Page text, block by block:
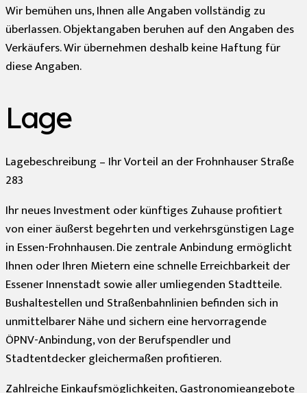
Wir bemühen uns, Ihnen alle Angaben vollständig zu
überlassen. Objektangaben beruhen auf den Angaben des
Verkäufers. Wir übernehmen deshalb keine Haftung für
diese Angaben.
Lage
Lagebeschreibung – Ihr Vorteil an der Frohnhauser Straße
283
Ihr neues Investment oder künftiges Zuhause profitiert
von einer äußerst begehrten und verkehrsgünstigen Lage
in Essen-Frohnhausen. Die zentrale Anbindung ermöglicht
Ihnen oder Ihren Mietern eine schnelle Erreichbarkeit der
Essener Innenstadt sowie aller umliegenden Stadtteile.
Bushaltestellen und Straßenbahnlinien befinden sich in
unmittelbarer Nähe und sichern eine hervorragende
ÖPNV-Anbindung, von der Berufspendler und
Stadtentdecker gleichermaßen profitieren.
Zahlreiche Einkaufsmöglichkeiten, Gastronomieangebote